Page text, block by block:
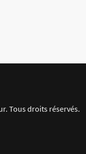
Tous droits réservés.